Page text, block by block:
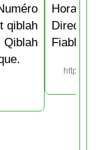
qiblah
Fiable et
https://